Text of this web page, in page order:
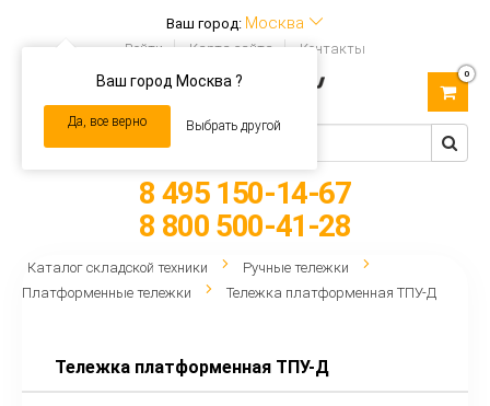
Ваш город: Москва
Ваш город Москва ?
Да, все верно Выбрать другой
Войти Карта сайта Контакты
navigation
0
8 495 150-14-67
8 800 500-41-28
Каталог складской техники
Ручные тележки
Платформенные тележки
Тележка платформенная ТПУ-Д
Тележка платформенная ТПУ-Д